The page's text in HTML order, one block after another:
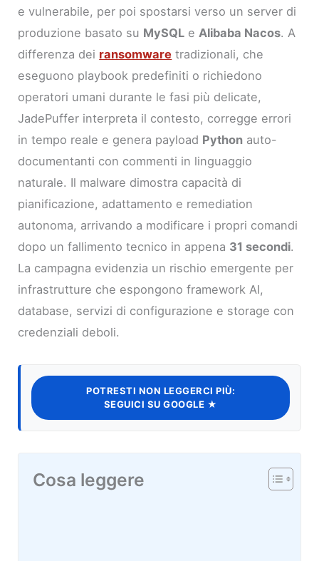
e vulnerabile, per poi spostarsi verso un server di
produzione basato su MySQL eAlibaba Nacos. A
differenza dei ransomware tradizionali, che
eseguono playbook predefiniti o richiedono
operatori umani durante le fasi più delicate,
JadePuffer interpreta il contesto, corregge errori
in tempo reale e genera payload Python auto-
documentanti con commenti in linguaggio
naturale. Il malware dimostra capacità di
pianificazione, adattamento e remediation
autonoma, arrivando a modificare i propri comandi
dopo un fallimento tecnico in appena 31 secondi.
La campagna evidenzia un rischio emergente per
infrastrutture che espongono framework AI,
database, servizi di configurazione e storage con
credenziali deboli.
POTRESTI NON LEGGERCI PIÙ:
SEGUICI SU GOOGLE ★
Cosa leggere